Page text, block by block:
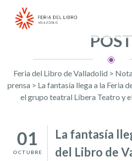
POST
Feria del Libro de Valladolid >
prensa > La fantasía llega a la Feria
el grupo teatral Líbera Teatro y el
01
OCTUBRE
La fantasía
del Libro de